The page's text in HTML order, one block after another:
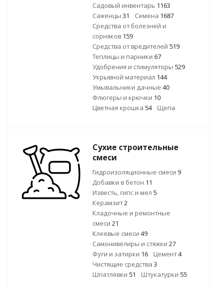
Садовый инвентарь 1163
Саженцы 31 Семена 1687
Средства от болезней и
сорняков 159
Средства от вредителей 519
Теплицы и парники 67
Удобрения и стимуляторы 529
Укрывной материал 144
Умывальники дачные 40
Флюгеры и крючки 10
Цветная крошка 54 Щепа
Сухие строительные
смеси
Гидроизоляционные смеси 9
Добавки в бетон 11
Известь, гипс и мел 5
Керамзит2
Кладочные и ремонтные
смеси 21
Клеевые смеси 49
Самонивелиры и стяжки 27
Фуги и затирки 16 Цемент4
Чистящие средства 3
Шпатлёвки 51 Штукатурки 55